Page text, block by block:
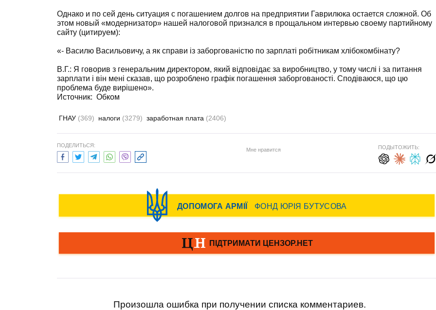
Однако и по сей день ситуация с погашением долгов на предприятии Гаврилюка остается сложной. Об
этом новый «модернизатор» нашей налоговой признался в прощальном интервью своему партийному
сайту (цитируем):
«- Василю Васильовичу, а як справи із заборгованістю по зарплаті робітникам хлібокомбінату?
В.Г.: Я говорив з генеральним директором, який відповідає за виробництво, у тому числі і за питання
зарплати і він мені сказав, що розроблено графік погашення заборгованості. Сподіваюся, що цю
проблема буде вирішено».
Источник: Обком
ГНАУ (369) налоги (3279) заработная плата (2406)
ПОДЕЛИТЬСЯ:
Мне нравится ПОДЫТОЖИТЬ:
Произошла ошибка при получении списка комментариев.